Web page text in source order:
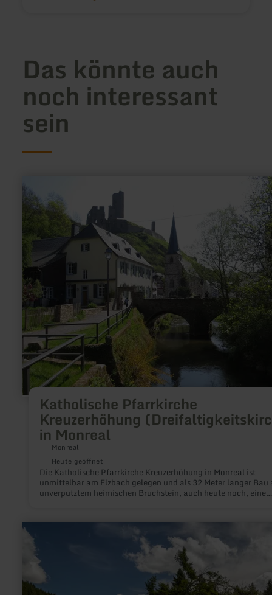
Das könnte auch
noch interessant
sein
Katholische Pfarrkirche
Kreuzerhöhung
in Monreal
Monreal
Heute geöffnet
Die Katholische Pfarrkirche Kreuzerhöhung in Monreal ist
unmittelbar am Elzbach gelegen und als 32 Meter langer Bau
unverputztem heimischen Bruchstein, auch heute noch, eine
zu:
Katholische
Pfarrkirche
Kreuzerhöhung
(Dreifaltigkeitskirche)
Monreal
mehr
erfahren
Narzissenwiesen
Oleftal